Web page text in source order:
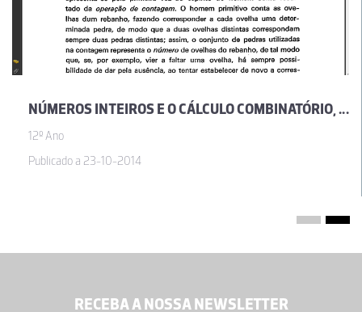
NÚMEROS INTEIROS E O CÁLCULO COMBINATÓRIO, POR JOSÉ SEBASTIÃO E SILVA
12º Ano
Publicado a 23-10-2014
RECEBA A NOSSA NEWSLETTER